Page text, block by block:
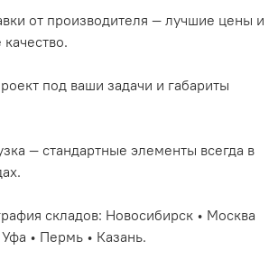
от производителя — лучшие цены и
под ваши задачи и габариты
— стандартные элементы всегда в
складов: Новосибирск • Москва
• Пермь • Казань.